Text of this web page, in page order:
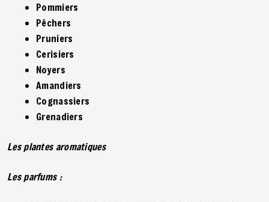
Pommiers
Pêchers
Pruniers
Cerisiers
Noyers
Amandiers
Cognassiers
Grenadiers
Les plantes aromatiques
Les parfums :